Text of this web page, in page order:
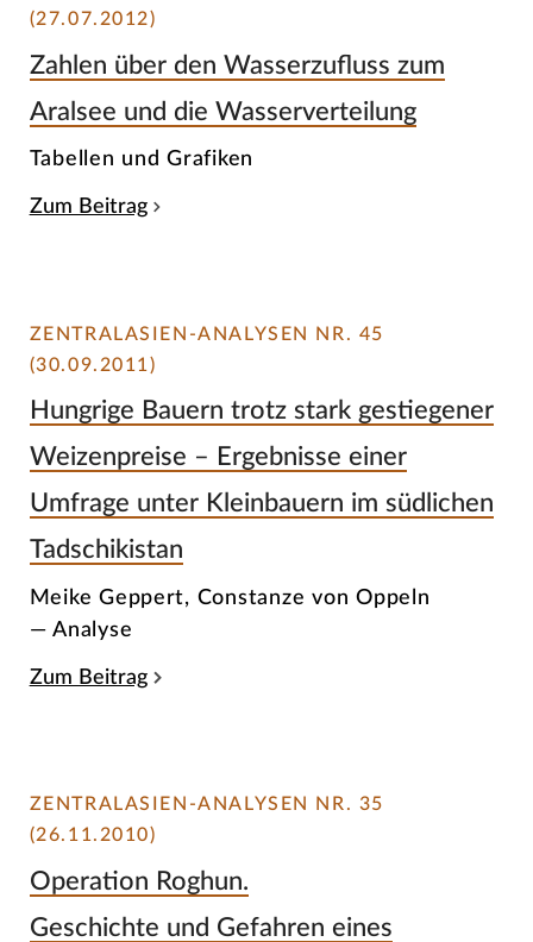
(27.07.2012)
Zahlen über den Wasserzufluss zum
Aralsee und die Wasserverteilung
Tabellen und Grafiken
Zum Beitrag
ZENTRALASIEN-ANALYSEN NR. 45
(30.09.2011)
Hungrige Bauern trotz stark gestiegener
Weizenpreise – Ergebnisse einer
Umfrage unter Kleinbauern im südlichen
Tadschikistan
Meike Geppert, Constanze von Oppeln
— Analyse
Zum Beitrag
ZENTRALASIEN-ANALYSEN NR. 35
(26.11.2010)
Operation Roghun.
Geschichte und Gefahren eines